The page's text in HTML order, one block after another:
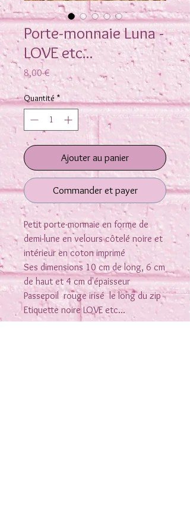
Porte-monnaie Luna -
LOVE etc...
8,00 € Prix
Quantité *
Ajouter au panier
Commander et payer
Petit porte-monnaie en forme de
demi-lune en velours côtelé noire et
intérieur en coton imprimé
Ses dimensions 10 cm de long, 6 cm
de haut et 4 cm d'épaisseur
Passepoil rouge irisé le long du zip
Etiquette noire LOVE etc...